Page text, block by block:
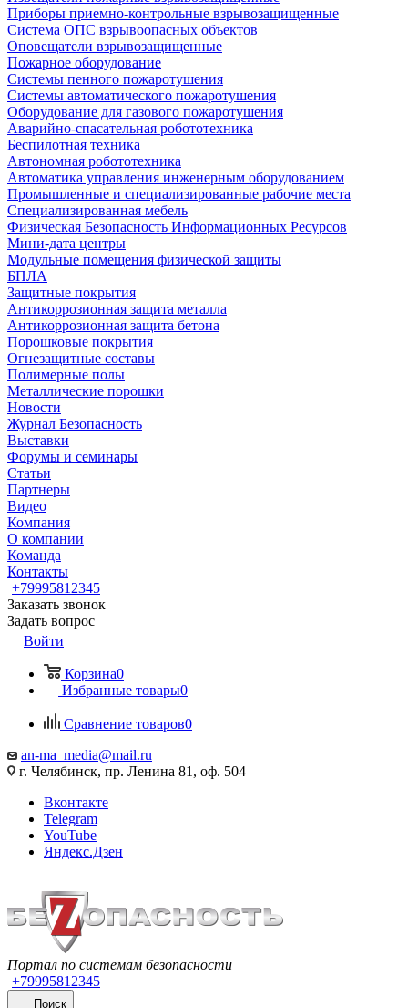
Приборы приемно-контрольные взрывозащищенные
Система ОПС взрывоопасных объектов
Оповещатели взрывозащищенные
Пожарное оборудование
Системы пенного пожаротушения
Системы автоматического пожаротушения
Оборудование для газового пожаротушения
Аварийно-спасательная робототехника
Беспилотная техника
Автономная робототехника
Автоматика управления инженерным оборудованием
Промышленные и специализированные рабочие места
Специализированная мебель
Физическая Безопасность Информационных Ресурсов
Мини-дата центры
Модульные помещения физической защиты
БПЛА
Защитные покрытия
Антикоррозионная защита металла
Антикоррозионная защита бетона
Порошковые покрытия
Огнезащитные составы
Полимерные полы
Металлические порошки
Новости
Журнал Безопасность
Выставки
Форумы и семинары
Статьи
Партнеры
Видео
Компания
О компании
Команда
Контакты
+79995812345
Заказать звонок
Задать вопрос
Войти
Корзина0
Избранные товары0
Сравнение товаров0
an-ma_media@mail.ru
г. Челябинск, пр. Ленина 81, оф. 504
Вконтакте
Telegram
YouTube
Яндекс.Дзен
Портал по системам безопасности
+79995812345
Поиск